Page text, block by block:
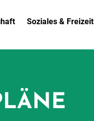
Soziales & Freizeit